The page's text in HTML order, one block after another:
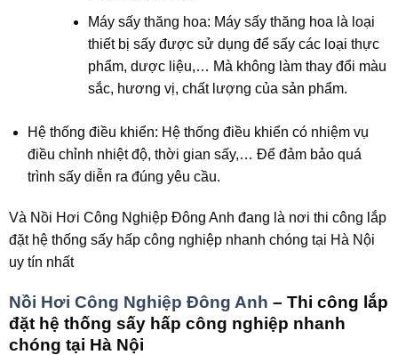
Máy sấy thăng hoa: Máy sấy thăng hoa là loại
thiết bị sấy được sử dụng để sấy các loại thực
phẩm, dược liệu,… Mà không làm thay đổi màu
sắc, hương vị, chất lượng của sản phẩm.
Hệ thống điều khiển: Hệ thống điều khiển có nhiệm vụ
điều chỉnh nhiệt độ, thời gian sấy,… Để đảm bảo quá
trình sấy diễn ra đúng yêu cầu.
Và Nồi Hơi Công Nghiệp Đông Anh đang là nơi thi công lắp
đặt hệ thống sấy hấp công nghiệp nhanh chóng tại Hà Nội
uy tín nhất
Nồi Hơi Công Nghiệp Đông Anh – Thi công lắp
đặt hệ thống sấy hấp công nghiệp nhanh
chóng tại Hà Nội